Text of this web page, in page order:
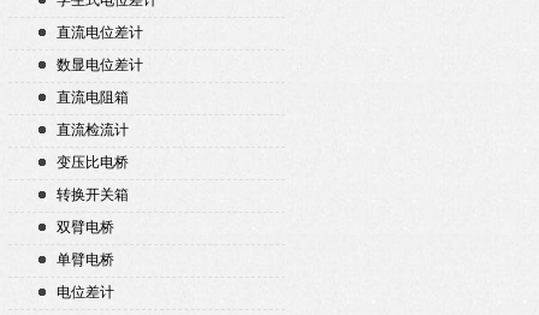
直流电位差计
数显电位差计
直流电阻箱
直流检流计
变压比电桥
转换开关箱
双臂电桥
单臂电桥
电位差计